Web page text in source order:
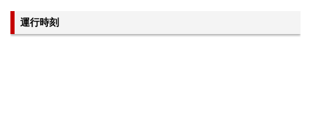
運行時刻